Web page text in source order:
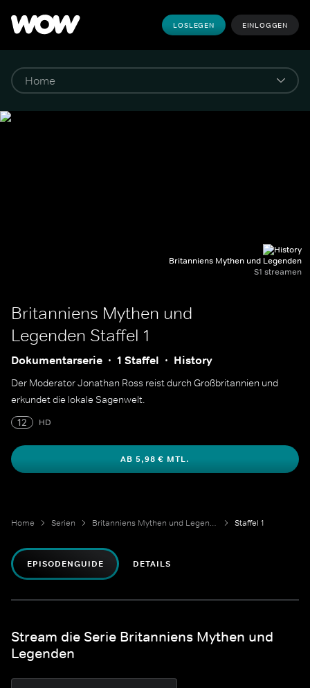
LOSLEGEN EINLOGGEN
Britanniens Mythen und Legenden
S1 streamen
Britanniens Mythen und
Legenden Staffel 1
Dokumentarserie 1 Staffel History
Der Moderator Jonathan Ross reist durch Großbritannien und
erkundet die lokale Sagenwelt.
12
HD
AB 5,98 € MTL.
Home Serien Britanniens Mythen und Legenden Staffel 1
EPISODENGUIDE DETAILS
Stream die Serie Britanniens Mythen und
Legenden